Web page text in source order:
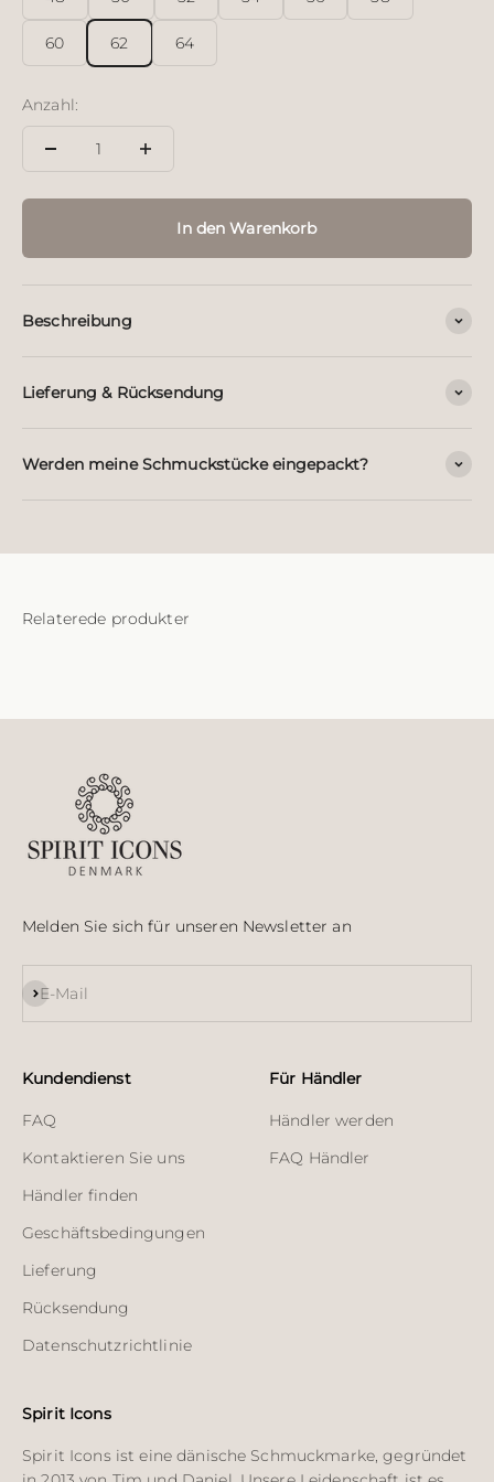
60 62 64
Anzahl:
In den Warenkorb
Beschreibung
Lieferung & Rücksendung
Werden meine Schmuckstücke eingepackt?
Melden Sie sich für unseren Newsletter an
E-Mail
Abonnieren
Kundendienst
FAQ
Kontaktieren Sie uns
Händler finden
Geschäftsbedingungen
Lieferung
Rücksendung
Datenschutzrichtlinie
Für Händler
Händler werden
FAQ Händler
Spirit Icons
Spirit Icons ist eine dänische Schmuckmarke, gegründet